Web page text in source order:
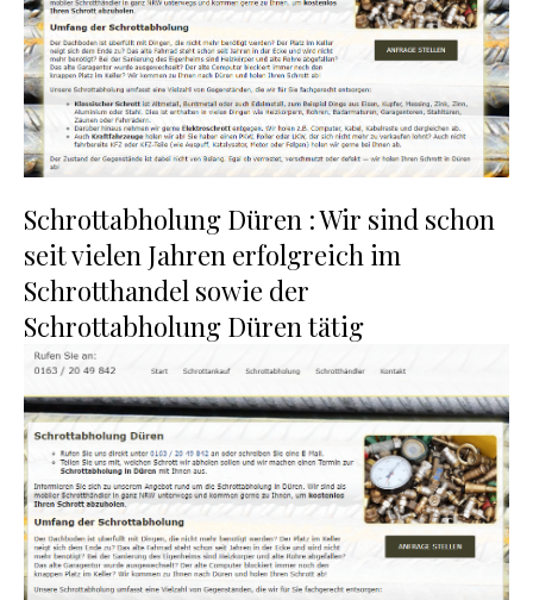
Schrottabholung Düren : Wir sind schon
seit vielen Jahren erfolgreich im
Schrotthandel sowie der
Schrottabholung Düren tätig